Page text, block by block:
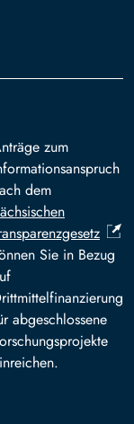
zum
dem
Sie in Bezug
abgeschlossene